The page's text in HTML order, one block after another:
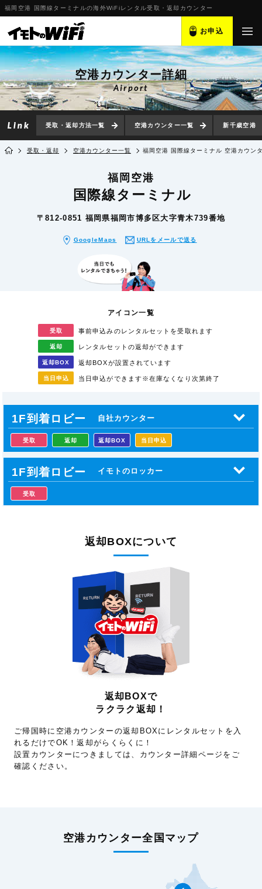
福岡空港 国際線ターミナルの海外WiFiレンタル受取・返却カウンター
お申込
空港カウンター詳細
Airport
受取・返却方法一覧 空港カウンター一覧 新千歳空港
受取・返却 空港カウンター一覧 福岡空港 国際線ターミナル 空港カウン
福岡空港
国際線ターミナル
〒812-0851 福岡県福岡市博多区大字青木739番地
GoogleMaps URLをメールで送る
アイコン一覧
受取 事前申込みのレンタルセットを受取れます
返却 レンタルセットの返却ができます
返却BOX 返却BOXが設置されています
当日 申込 当日申込ができます※在庫なくなり次第終了
1F到着ロビー 自社カウンター
受取 返却 返却BOX 当日申込
1F到着ロビー イモトのロッカー
受取
返却BOXについて
返却BOXで
ラクラク返却！
ご帰国時に空港カウンターの返却BOXにレンタルセットを入
れるだけでOK！返却がらくらくに！
設置カウンターにつきましては、カウンター詳細ページをご
確認ください。
空港カウンター全国マップ